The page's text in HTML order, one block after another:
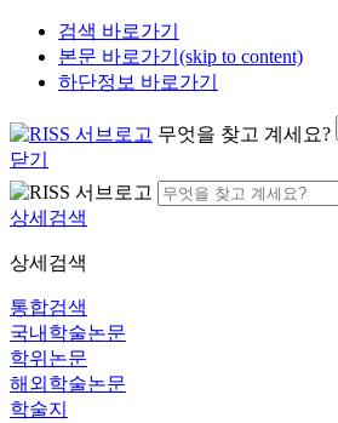
검색 바로가기
본문 바로가기(skip to content)
하단정보 바로가기
무엇을 찾고 계세요?
닫기
상세검색
상세검색
통합검색
국내학술논문
학위논문
해외학술논문
학술지